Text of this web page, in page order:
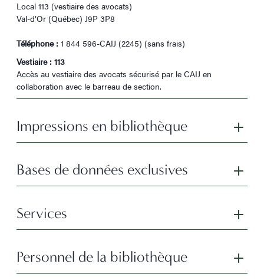
Local 113 (vestiaire des avocats)
Val-d’Or (Québec) J9P 3P8
Téléphone : 1 844 596-CAIJ (2245) (sans frais)
Vestiaire : 113
Accès au vestiaire des avocats sécurisé par le CAIJ en
collaboration avec le barreau de section.
Impressions en bibliothèque
Bases de données exclusives
Services
Personnel de la bibliothèque